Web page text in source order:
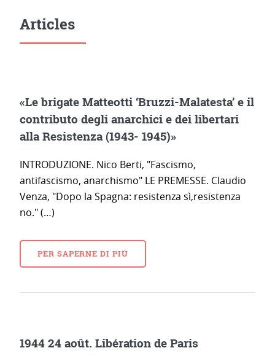
Articles
«Le brigate Matteotti ‘Bruzzi-Malatesta’ e il
contributo degli anarchici e dei libertari
alla Resistenza (1943- 1945)»
INTRODUZIONE. Nico Berti, "Fascismo,
antifascismo, anarchismo" LE PREMESSE. Claudio
Venza, "Dopo la Spagna: resistenza sì,resistenza
no." (…)
PER SAPERNE DI PIÙ
1944 24 août. Libération de Paris